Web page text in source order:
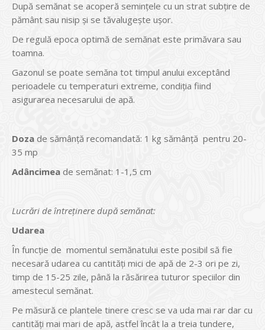
După semănat se acoperă seminţele cu un strat subţire de
pământ sau nisip şi se tăvalugeşte ușor.
De regulă epoca optimă de semănat este primăvara sau
toamna.
Gazonul se poate semăna tot timpul anului exceptând
perioadele cu temperaturi extreme, condiţia fiind
asigurarea necesarului de apă.
Doza de sămânţă recomandată: 1 kg sămânţă pentru 20-
35 mp
Adâncimea de semănat: 1-1,5 cm
Lucrări de întreţinere după semănat:
Udarea
În funcţie de momentul semănatului este posibil să fie
necesară udarea cu cantităţi mici de apă de 2-3 ori pe zi,
timp de 15-25 zile, până la răsărirea tuturor speciilor din
amestecul semănat.
Pe măsură ce plantele tinere cresc se va uda mai rar dar cu
cantităţi mai mari de apă, astfel încât la a treia tundere,